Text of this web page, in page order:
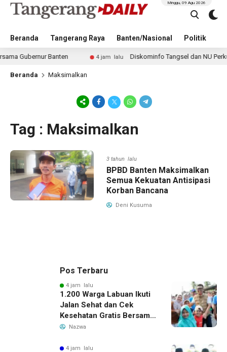
Beranda Tangerang Raya Banten/Nasional Politik
Minggu, 09 Agu 2026
Gubernur Banten 4 jam lalu Diskominfo Tangsel dan NU Perkuat
Beranda Maksimalkan
Tag : Maksimalkan
3 tahun lalu
BPBD Banten Maksimalkan
Semua Kekuatan Antisipasi
Korban Bancana
Deni Kusuma
Pos Terbaru
4 jam lalu
1.200 Warga Labuan Ikuti
Jalan Sehat dan Cek
Kesehatan Gratis Bersama
Gubernur Banten
Nazwa
4 jam lalu